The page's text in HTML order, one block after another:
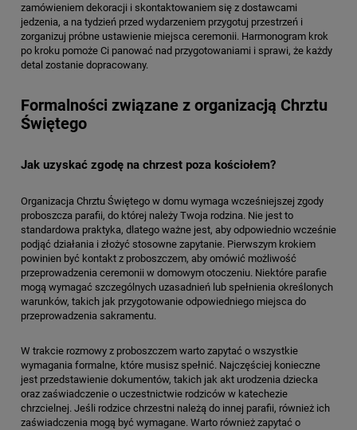
zamówieniem dekoracji i skontaktowaniem się z dostawcami
jedzenia, a na tydzień przed wydarzeniem przygotuj przestrzeń i
zorganizuj próbne ustawienie miejsca ceremonii. Harmonogram krok
po kroku pomoże Ci panować nad przygotowaniami i sprawi, że każdy
detal zostanie dopracowany.
Formalności związane z organizacją Chrztu
Świętego
Jak uzyskać zgodę na chrzest poza kościołem?
Organizacja Chrztu Świętego w domu wymaga wcześniejszej zgody
proboszcza parafii, do której należy Twoja rodzina. Nie jest to
standardowa praktyka, dlatego ważne jest, aby odpowiednio wcześnie
podjąć działania i złożyć stosowne zapytanie. Pierwszym krokiem
powinien być kontakt z proboszczem, aby omówić możliwość
przeprowadzenia ceremonii w domowym otoczeniu. Niektóre parafie
mogą wymagać szczególnych uzasadnień lub spełnienia określonych
warunków, takich jak przygotowanie odpowiedniego miejsca do
przeprowadzenia sakramentu.
W trakcie rozmowy z proboszczem warto zapytać o wszystkie
wymagania formalne, które musisz spełnić. Najczęściej konieczne
jest przedstawienie dokumentów, takich jak akt urodzenia dziecka
oraz zaświadczenie o uczestnictwie rodziców w katechezie
chrzcielnej. Jeśli rodzice chrzestni należą do innej parafii, również ich
zaświadczenia mogą być wymagane. Warto również zapytać o